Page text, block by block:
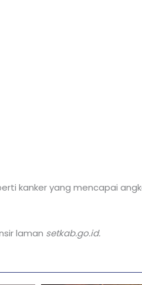
kanker yang mencapai
laman setkab.go.id.